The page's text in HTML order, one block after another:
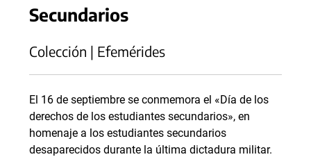
Secundarios
Colección | Efemérides
El 16 de septiembre se conmemora el «Día de los
derechos de los estudiantes secundarios», en
homenaje a los estudiantes secundarios
desaparecidos durante la última dictadura militar.